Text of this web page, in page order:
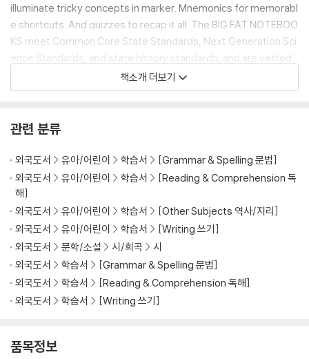
illuminate tricky concepts in marker. Mnemonics for memorabl
e shortcuts. And quizzes to recap it all. The BIG FAT NOTEBOO
KS meet Common Core State Standards, Next Generation Sci
ence Standards, and state history standards, and are vetted
by National and State Teacher of the Year Award-winning tea
chers. They make learning fun, and are the perfect next step f
책소개 더보기
관련 분류
외국도서 유아/어린이 학습서
[Grammar & Spelling 문법]
외국도서
유아/어린이 학습서
[Reading & Comprehension 독
해]
외국도서
유아/어린이 학습서
[Other Subjects 역사/지리]
외국도서
유아/어린이 학습서
[Writing 쓰기]
외국도서
문학/소설 시/희곡
시
외국도서
학습서
[Grammar & Spelling 문법]
외국도서
학습서
[Reading & Comprehension 독해]
외국도서
학습서 [Writing 쓰기]
품목정보